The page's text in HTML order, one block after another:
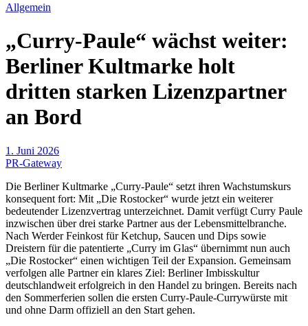
Allgemein
„Curry-Paule“ wächst weiter:
Berliner Kultmarke holt
dritten starken Lizenzpartner
an Bord
1. Juni 2026
PR-Gateway
Die Berliner Kultmarke „Curry-Paule“ setzt ihren Wachstumskurs
konsequent fort: Mit „Die Rostocker“ wurde jetzt ein weiterer
bedeutender Lizenzvertrag unterzeichnet. Damit verfügt Curry Paule
inzwischen über drei starke Partner aus der Lebensmittelbranche.
Nach Werder Feinkost für Ketchup, Saucen und Dips sowie
Dreistern für die patentierte „Curry im Glas“ übernimmt nun auch
„Die Rostocker“ einen wichtigen Teil der Expansion. Gemeinsam
verfolgen alle Partner ein klares Ziel: Berliner Imbisskultur
deutschlandweit erfolgreich in den Handel zu bringen. Bereits nach
den Sommerferien sollen die ersten Curry-Paule-Currywürste mit
und ohne Darm offiziell an den Start gehen.